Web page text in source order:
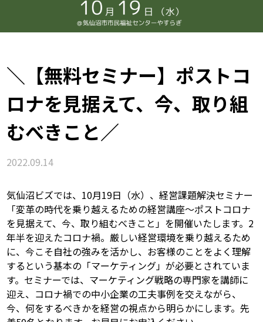
＼【無料セミナー】ポストコ
ロナを見据えて、今、取り組
むべきこと／
2022.09.14
気仙沼ビズでは、10月19日（水）、経営課題解決セミナー
「変革の時代を乗り越えるための経営講座～ポストコロナ
を見据えて、今、取り組むべきこと」を開催いたします。2
年半を迎えたコロナ禍。厳しい経営環境を乗り越えるため
に、今こそ自社の強みを活かし、お客様のことをよく理解
するという基本の「マーケティング」が必要とされていま
す。セミナーでは、マーケティング戦略の専門家を講師に
迎え、コロナ禍での中小企業の工夫事例を交えながら、
今、何をするべきかを経営の視点から明らかにします。先